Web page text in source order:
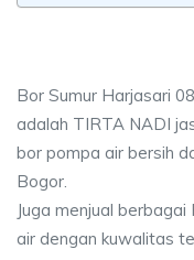
Bor Sumur Harjasari
adalah TIRTA NADI
bor pompa air bersih
Bogor.
Juga menjual
air dengan kuwalitas